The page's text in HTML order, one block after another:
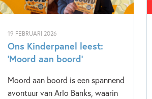
19 FEBRUARI 2026
Ons Kinderpanel leest:
‘Moord aan boord’
Moord aan boord is een spannend
avontuur van Arlo Banks, waarin